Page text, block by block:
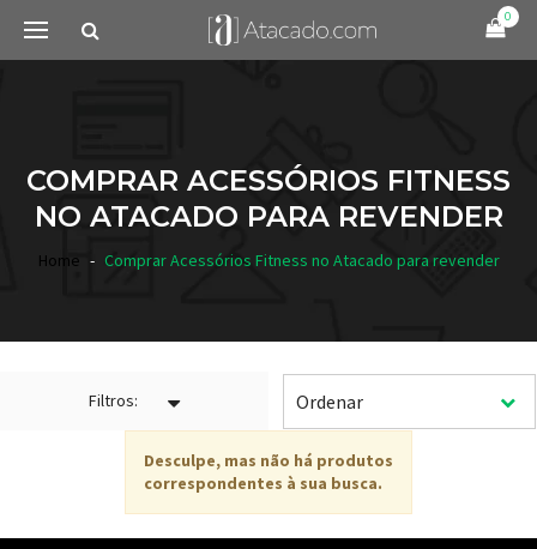
0
COMPRAR ACESSÓRIOS FITNESS
NO ATACADO PARA REVENDER
Home Comprar Acessórios Fitness no Atacado para revender
Filtros:
Desculpe, mas não há produtos
correspondentes à sua busca.